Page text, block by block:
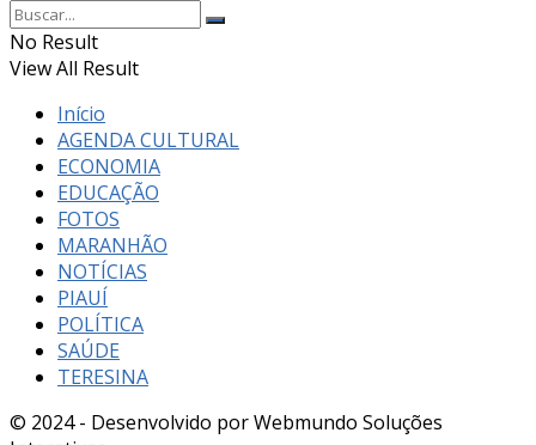
No Result
View All Result
Início
AGENDA CULTURAL
ECONOMIA
EDUCAÇÃO
FOTOS
MARANHÃO
NOTÍCIAS
PIAUÍ
POLÍTICA
SAÚDE
TERESINA
© 2024 - Desenvolvido por Webmundo Soluções